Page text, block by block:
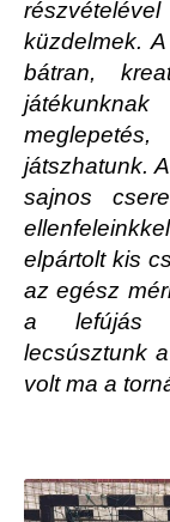
küzdelmek.
bátran,
játszhatunk.
sajnos
elpártolt kis
az egész
a lefújás
lecsúsztunk
volt ma a